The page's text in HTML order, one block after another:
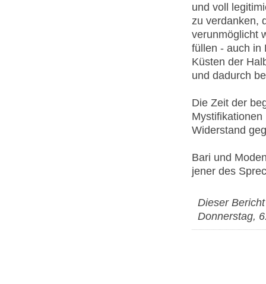
und voll
zu verdanken,
verunmöglicht
füllen - auch in
Küsten der
und dadurch
Die Zeit der
Widerstand
Bari und
jener des
Dieser
Donnerstag,